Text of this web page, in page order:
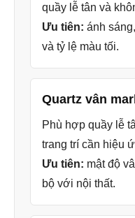
quầy lễ tân và
Ưu tiên: ánh
và tỷ lệ màu tối.
Quartz vân
Phù hợp quầy lễ
trang trí cần hiệu
Ưu tiên: mật độ
bộ với nội thất.